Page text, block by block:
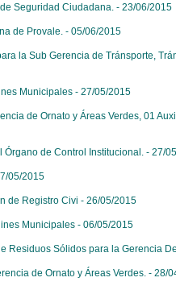
Seguridad Ciudadana. - 23/06/2015
de Provale. - 05/06/2015
la Sub Gerencia de Tránsporte,
Municipales - 27/05/2015
de Ornato y Áreas Verdes, 01
de Control Institucional. - 27/
05/2015
de Registro Civi - 26/05/2015
Municipales - 06/05/2015
Residuos Sólidos para la Gerencia
de Ornato y Áreas Verdes. - 28/